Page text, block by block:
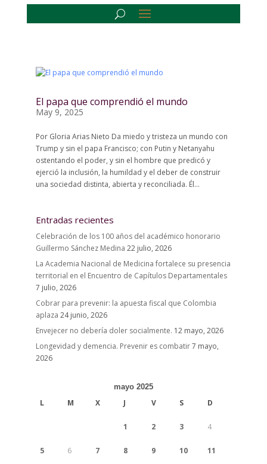
El papa que comprendió el mundo
May 9, 2025
Por Gloria Arias Nieto Da miedo y tristeza un mundo con
Trump y sin el papa Francisco; con Putin y Netanyahu
ostentando el poder, y sin el hombre que predicó y
ejerció la inclusión, la humildad y el deber de construir
una sociedad distinta, abierta y reconciliada. Él...
Entradas recientes
Celebración de los 100 años del académico honorario
Guillermo Sánchez Medina 22 julio, 2026
La Academia Nacional de Medicina fortalece su presencia
territorial en el Encuentro de Capítulos Departamentales
7 julio, 2026
Cobrar para prevenir: la apuesta fiscal que Colombia
aplaza 24 junio, 2026
Envejecer no debería doler socialmente. 12 mayo, 2026
Longevidad y demencia. Prevenir es combatir7 mayo,
2026
mayo 2025
L M X J V S D
1 2 3 4
5 6 7 8 9 10 11